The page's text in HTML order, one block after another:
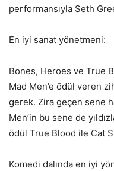
performansıyla Seth
En iyi sanat yönetmeni:
Bones, Heroes ve True
Mad Men’e ödül veren
gerek. Zira geçen sene
Men’in bu sene de
ödül True Blood ile Cat
Komedi dalında en iyi